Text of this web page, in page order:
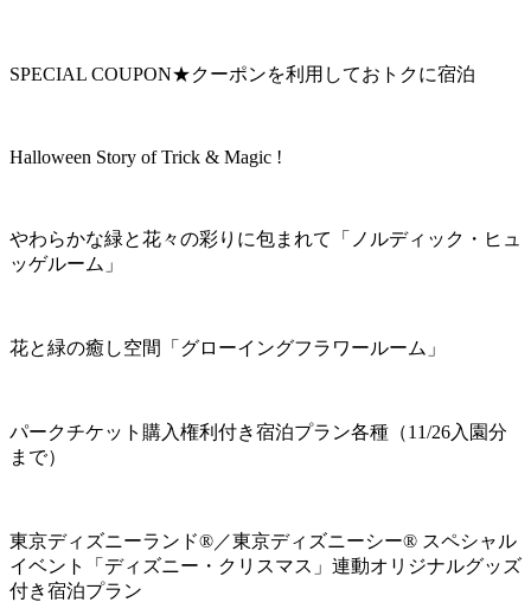
SPECIAL COUPON★クーポンを利用しておトクに宿泊
Halloween Story of Trick & Magic !
やわらかな緑と花々の彩りに包まれて「ノルディック・ヒュ
ッゲルーム」
花と緑の癒し空間「グローイングフラワールーム」
パークチケット購入権利付き宿泊プラン各種（11/26入園分
まで）
東京ディズニーランド®／東京ディズニーシー® スペシャル
イベント「ディズニー・クリスマス」連動オリジナルグッズ
付き宿泊プラン